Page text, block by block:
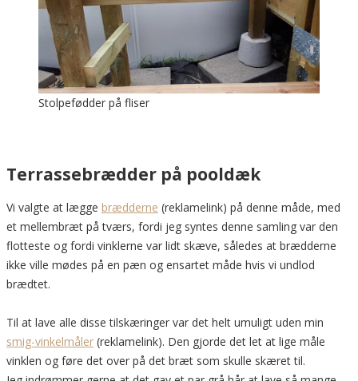
Stolpefødder på fliser
Terrassebrædder på pooldæk
Vi valgte at lægge brædderne (reklamelink) på denne måde, med
et mellembræt på tværs, fordi jeg syntes denne samling var den
flotteste og fordi vinklerne var lidt skæve, således at brædderne
ikke ville mødes på en pæn og ensartet måde hvis vi undlod
brædtet.
Til at lave alle disse tilskæringer var det helt umuligt uden min
smig-vinkelmåler (reklamelink). Den gjorde det let at lige måle
vinklen og føre det over på det bræt som skulle skæret til.